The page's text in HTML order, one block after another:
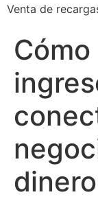
Venta de
dinero